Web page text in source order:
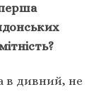
в дивний, не